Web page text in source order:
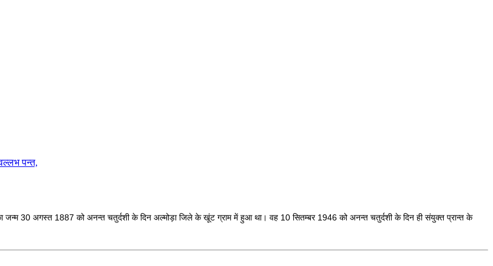
पन्त,
जन्म 30 अगस्त 1887 को अनन्त चतुर्दशी के दिन अल्मोड़ा जिले के खूंट ग्राम में हुआ था। वह 10 सितम्बर 1946 को अनन्त चतुर्दशी के दिन ही संयुक्त प्रान्त के